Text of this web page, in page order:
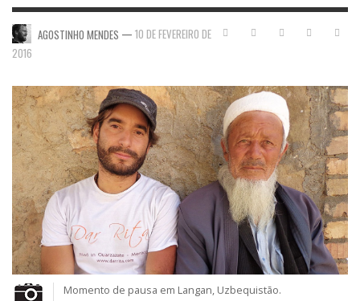
AGOSTINHO MENDES — 10 DE FEVEREIRO DE
2016
Momento de pausa em Langan, Uzbequistão.